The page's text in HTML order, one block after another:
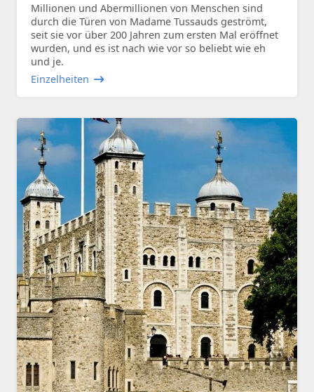
Millionen und Abermillionen von Menschen sind
durch die Türen von Madame Tussauds geströmt,
seit sie vor über 200 Jahren zum ersten Mal eröffnet
wurden, und es ist nach wie vor so beliebt wie eh
und je.
Einzelheiten